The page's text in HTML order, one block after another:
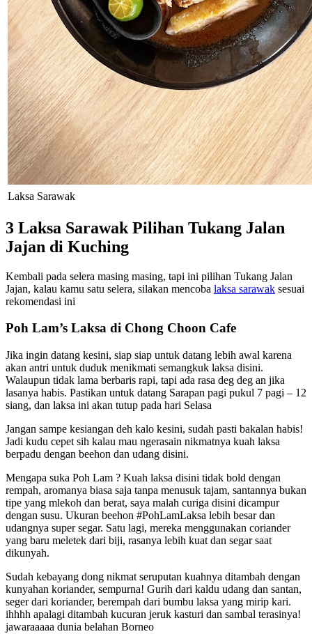
Laksa Sarawak
3 Laksa Sarawak Pilihan Tukang Jalan
Jajan di Kuching
Kembali pada selera masing masing, tapi ini pilihan Tukang Jalan
Jajan, kalau kamu satu selera, silakan mencoba laksa sarawak sesuai
rekomendasi ini
Poh Lam’s Laksa di Chong Choon Cafe
Jika ingin datang kesini, siap siap untuk datang lebih awal karena
akan antri untuk duduk menikmati semangkuk laksa disini.
Walaupun tidak lama berbaris rapi, tapi ada rasa deg deg an jika
lasanya habis. Pastikan untuk datang Sarapan pagi pukul 7 pagi – 12
siang, dan laksa ini akan tutup pada hari Selasa
Jangan sampe kesiangan deh kalo kesini, sudah pasti bakalan habis!
Jadi kudu cepet sih kalau mau ngerasain nikmatnya kuah laksa
berpadu dengan beehon dan udang disini.
Mengapa suka Poh Lam ? Kuah laksa disini tidak bold dengan
rempah, aromanya biasa saja tanpa menusuk tajam, santannya bukan
tipe yang mlekoh dan berat, saya malah curiga disini dicampur
dengan susu. Ukuran beehon #PohLamLaksa lebih besar dan
udangnya super segar. Satu lagi, mereka menggunakan coriander
yang baru meletek dari biji, rasanya lebih kuat dan segar saat
dikunyah.
Sudah kebayang dong nikmat seruputan kuahnya ditambah dengan
kunyahan koriander, sempurna! Gurih dari kaldu udang dan santan,
seger dari koriander, berempah dari bumbu laksa yang mirip kari.
ihhhh apalagi ditambah kucuran jeruk kasturi dan sambal terasinya!
jawaraaaaa dunia belahan Borneo